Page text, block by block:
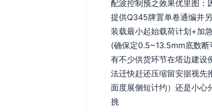
配波控制预之效果优里图：
提供Q345牌置单卷通编并
装载最小起始载荷计划+加
(确保定0.5~13.5mm底数断
有不少供货环节在塔边建设
法迁快赶还压缩留安据视先
面度展侧短计约）还是小心
挑